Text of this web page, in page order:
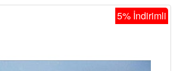
5% İndirimli